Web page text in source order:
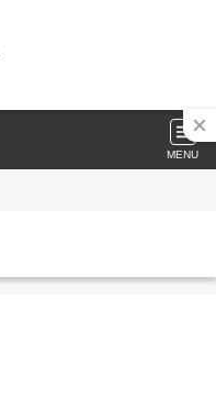
MENU